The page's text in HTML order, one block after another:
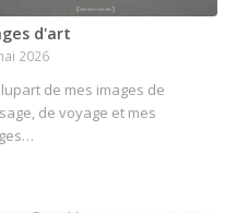
d'art
2026
de mes images de
de voyage et mes